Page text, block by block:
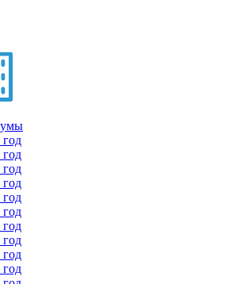
год
год
год
год
год
год
год
год
год
год